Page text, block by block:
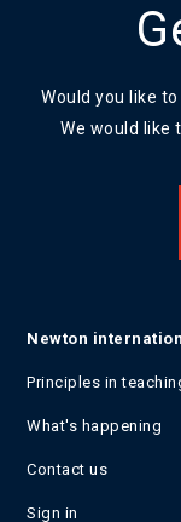
Would you like
We would like
Newton
Principles in
What's happening
Contact us
Sign in